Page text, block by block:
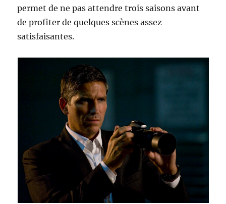
permet de ne pas attendre trois saisons avant
de profiter de quelques scènes assez
satisfaisantes.